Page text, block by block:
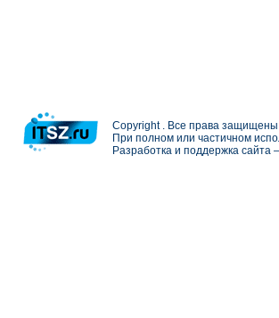
Copyright . Все права защищены
При полном или частичном
Разработка и поддержка сайта